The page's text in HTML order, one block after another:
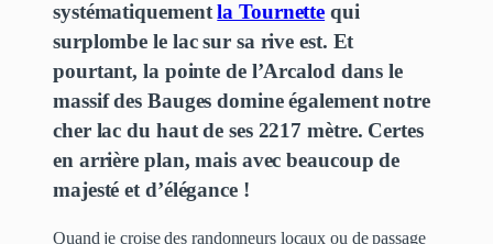
systématiquementla Tournette qui
surplombe le lac sur sa rive est. Et
pourtant, la pointe de l’Arcalod dans le
massif des Bauges domine également notre
cher lac du haut de ses 2217 mètre. Certes
en arrière plan, mais avec beaucoup de
majesté et d’élégance !
Quand je croise des randonneurs locaux ou de passage